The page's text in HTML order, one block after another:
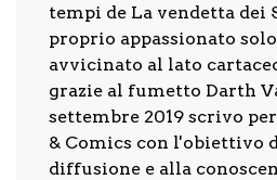
tempi de La vendetta dei
proprio appassionato
avvicinato al lato
grazie al fumetto Darth
settembre 2019 scrivo
& Comics con l'obiettivo
diffusione e alla